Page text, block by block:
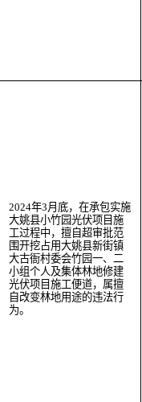
2024年3月 底， 在承包实施
大姚县小竹园光伏项目施
工过程中， 擅自超审批范
围开挖占用大姚县新街镇
大古衙村委会竹园一、二
小组个人及集体林地修建
光伏项目施工便道，属擅
自改变林地用途的违法行
为。